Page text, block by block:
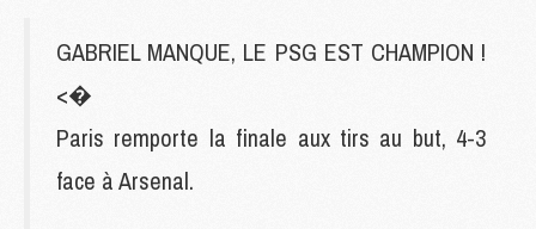
GABRIEL MANQUE, LE PSG EST CHAMPION !
<�
Paris remporte la finale aux tirs au but, 4-3
face à Arsenal.